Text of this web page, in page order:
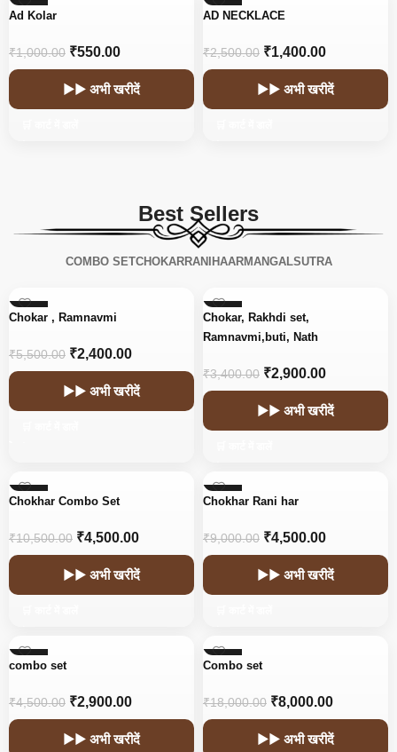
-45%
Ad Kolar
₹1,000.00 ₹550.00
▶▶ अभी खरीदें
-44%
AD NECKLACE
₹2,500.00 ₹1,400.00
▶▶ अभी खरीदें
Best Sellers
COMBO SETCHOKARRANIHAARMANGALSUTRA
-56%
Chokar , Ramnavmi
₹5,500.00 ₹2,400.00
▶▶ अभी खरीदें
-15%
Chokar, Rakhdi set,
Ramnavmi,buti, Nath
₹3,400.00 ₹2,900.00
▶▶ अभी खरीदें
-57%
Chokhar Combo Set
₹10,500.00 ₹4,500.00
▶▶ अभी खरीदें
-50%
Chokhar Rani har
₹9,000.00 ₹4,500.00
▶▶ अभी खरीदें
-36%
combo set
₹4,500.00 ₹2,900.00
▶▶ अभी खरीदें
-56%
Combo set
₹18,000.00 ₹8,000.00
▶▶ अभी खरीदें